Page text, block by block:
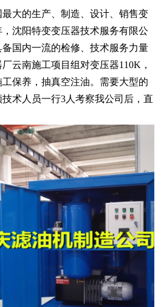
的生产、制造、设计、销售变
沈阳特变变压器技术服务有限公
国内一流的检修、技术服务力量
云南施工项目组对变压器110K，
保养，抽真空注油。需要大型的
术人员一行3人考察我公司后，直